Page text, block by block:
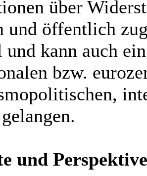
über
und öffentlich
kann auch
bzw.
und